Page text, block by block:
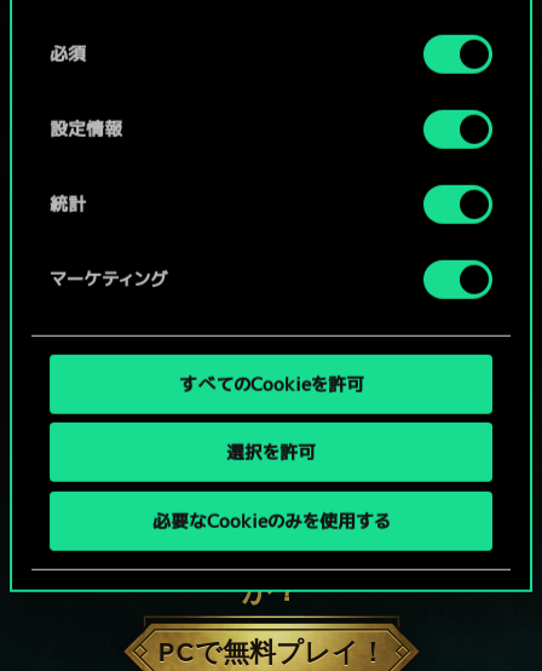
詳細は、下記の「設定」メニューでご確認ください。
必須
設定情報
統計
マーケティング
すべてのCookieを許可
選択を許可
必要なCookieのみを使用する
グウェントでひと勝負といかない
か？
PCで無料プレイ！